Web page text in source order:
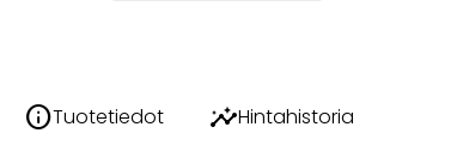
infoTuotetiedot insightsHintahistoria